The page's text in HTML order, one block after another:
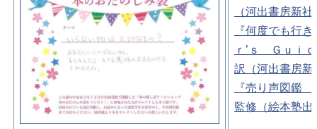
（河出書房新社
『何度でも行
ｒ’ｓ Ｇｕｉ
訳（河出書房新
『売り声図鑑
監修（絵本塾出